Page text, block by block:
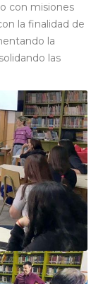
con misiones
la finalidad de
la
las